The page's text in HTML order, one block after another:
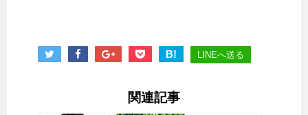
B! LINEへ送る
関連記事